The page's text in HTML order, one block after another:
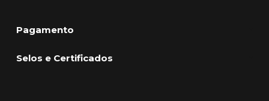
Pagamento
Selos e Certificados